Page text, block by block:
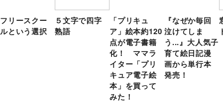
フリースクー
ルという選択
５文字で四字
熟語
「プリキュ
ア」絵本約120
点が電子書籍
化！ ママラ
イター「プリ
キュア電子絵
本」を買って
みた！
『なぜか毎回
泣けてしま
う...』大人気子
育て絵日記漫
画から単行本
発売！